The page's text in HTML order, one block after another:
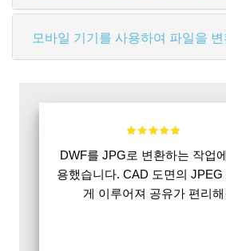
모바일 기기를 사용하여 파일을
DWF를 JPG로 변환하는 작업
용했습니다. CAD 도면의
게 이루어져 공유가 편리